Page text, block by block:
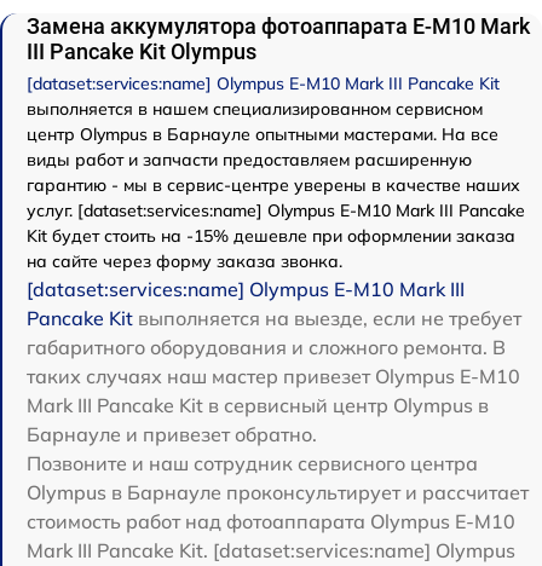
Замена аккумулятора фотоаппарата E-M10 Mark
III Pancake Kit Olympus
[dataset:services:name] Olympus E-M10 Mark III Pancake Kit
выполняется в нашем специализированном сервисном
центр Olympus в Барнауле опытными мастерами. На все
виды работ и запчасти предоставляем расширенную
гарантию - мы в сервис-центре уверены в качестве наших
услуг. [dataset:services:name] Olympus E-M10 Mark III Pancake
Kit будет стоить на -15% дешевле при оформлении заказа
на сайте через форму заказа звонка.
[dataset:services:name] Olympus E-M10 Mark III
Pancake Kit выполняется на выезде, если не требует
габаритного оборудования и сложного ремонта. В
таких случаях наш мастер привезет Olympus E-M10
Mark III Pancake Kit в сервисный центр Olympus в
Барнауле и привезет обратно.
Позвоните и наш сотрудник сервисного центра
Olympus в Барнауле проконсультирует и рассчитает
стоимость работ над фотоаппарата Olympus E-M10
Mark III Pancake Kit. [dataset:services:name] Olympus